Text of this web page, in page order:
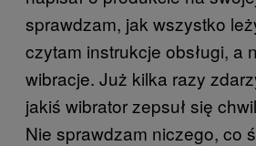
sprawdzam, jak wszystko
czytam instrukcje obsługi, a
wibracje. Już kilka razy
jakiś wibrator zepsuł się
Nie sprawdzam niczego, co